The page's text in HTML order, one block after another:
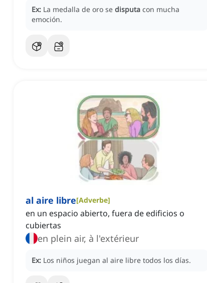
Ex: La medalla de oro se disputa con mucha
emoción.
al aire libre[Adverbe]
en un espacio abierto, fuera de edificios o
cubiertas
en plein air, à l'extérieur
Ex: Los niños juegan al aire libre todos los días.